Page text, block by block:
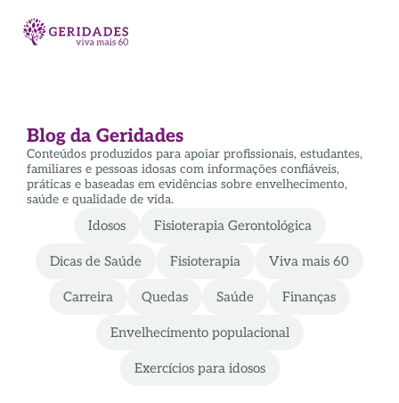
Blog da Geridades
Conteúdos produzidos para apoiar profissionais, estudantes,
familiares e pessoas idosas com informações confiáveis,
práticas e baseadas em evidências sobre envelhecimento,
saúde e qualidade de vida.
Idosos Fisioterapia Gerontológica
Dicas de Saúde Fisioterapia Viva mais 60
Carreira Quedas Saúde Finanças
Envelhecimento populacional
Exercícios para idosos